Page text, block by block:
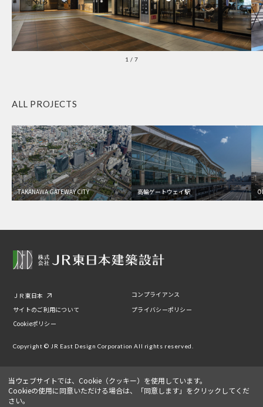
1 / 7
ALL PROJECTS
TAKANAWA GATEWAY CITY 高輪ゲートウェイ駅
ＪＲ東日本
コンプライアンス
サイトのご利用について
プライバシーポリシー
Cookieポリシー
Copyright © JR East Design Corporation All rights reserved.
当ウェブサイトでは、Cookie（クッキー）を使用しています。
Cookieの使用に同意いただける場合は、「同意します」をクリックしてくだ
さい。